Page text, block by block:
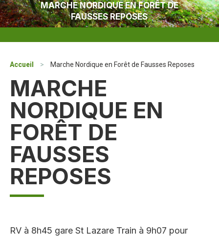
MARCHE NORDIQUE EN FORÊT DE
FAUSSES REPOSES
Accueil > Marche Nordique en Forêt de Fausses Reposes
MARCHE
NORDIQUE EN
FORÊT DE
FAUSSES
REPOSES
RV à 8h45 gare St Lazare Train à 9h07 pour